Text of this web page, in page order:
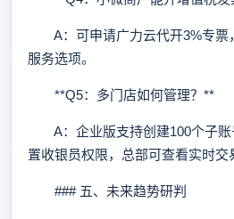
A：可申请广力云代开3%专票
服务选项。
**Q5：多门店如何管理？**
A：企业版支持创建100个子账
置收银员权限，总部可查看实时交
### 五、未来趋势研判